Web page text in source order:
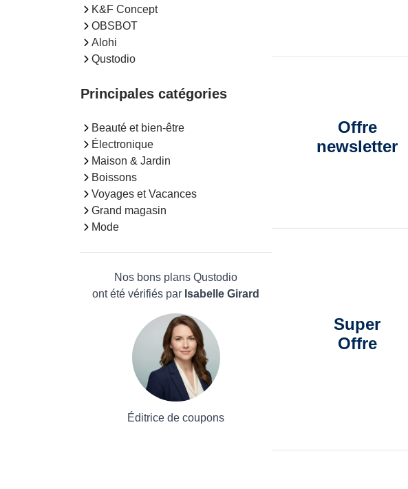
K&F Concept
OBSBOT
Alohi
Qustodio
Principales catégories
Beauté et bien-être
Électronique
Maison & Jardin
Boissons
Voyages et Vacances
Grand magasin
Mode
Nos bons plans Qustodio
ont été vérifiés par Isabelle Girard
Éditrice de coupons
Offre
newsletter
Super
Offre